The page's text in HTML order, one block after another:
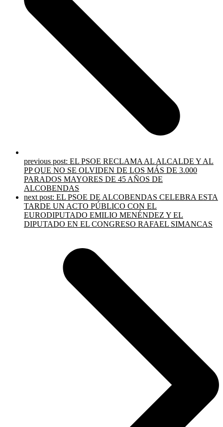
previous post: EL PSOE RECLAMA AL ALCALDE Y AL
PP QUE NO SE OLVIDEN DE LOS MÁS DE 3.000
PARADOS MAYORES DE 45 AÑOS DE
ALCOBENDAS
next post: EL PSOE DE ALCOBENDAS CELEBRA ESTA
TARDE UN ACTO PÚBLICO CON EL
EURODIPUTADO EMILIO MENÉNDEZ Y EL
DIPUTADO EN EL CONGRESO RAFAEL SIMANCAS